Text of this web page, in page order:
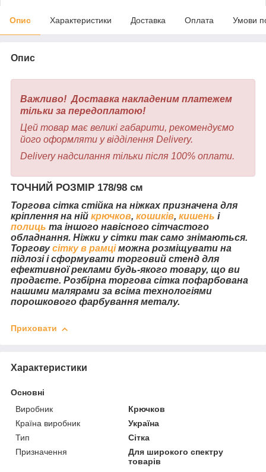
Опис Характеристики Доставка Оплата Умови
Опис
Важливо! Доставка накладеним платежем
тільки за передоплатою!
Цей товар має великі габарити, рекомендуємо
його оформляти у відділення Delivery.
Delivery надсилання тільки після 100% оплати.
ТОЧНИЙ РОЗМІР 178/98 см
Торгова сітка стійка на ніжках призначена для
кріплення на ній крючков, кошиків, кишень і
полиць та іншого навісного сітчастого
обладнання. Ніжки у сітки так само знімаються.
Торговусітку в рамціможна розміщувати на
підлозі і сформувати торговий стенд для
ефективної реклами будь-якого товару, що ви
продаєте. Розбірна торгова сітка пофарбована
нашими малярами за всіма технологіями
порошкового фарбування металу.
Приховати
Характеристики
Основні
Виробник
Крючков
Країна виробник
Україна
Тип
Сітка
Призначення
Для широкого спектру
товарів